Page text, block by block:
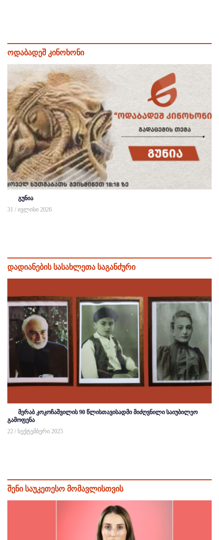
ოდაბადეშ კინოხონი
გუნია
31 / ივლისი 2026
დადიანების სასახლეთა საგანძური
მერაბ კოკოჩაშვილის 90 წლისთავისადმი მიძღვნილი საიუბილეო
გამოფენა
22 / სექტემბერი 2025
შენი საუკეთესო მომავლისთვის